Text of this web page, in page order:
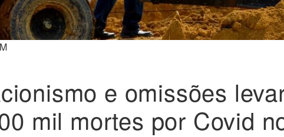
e omissões
mil mortes por Covid